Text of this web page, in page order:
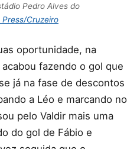
Pedro Alves do
Cruzeiro
oportunidade, na
fazendo o gol que
já na fase de descontos
a Léo e marcando no
pelo Valdir mais uma
do gol de Fábio e